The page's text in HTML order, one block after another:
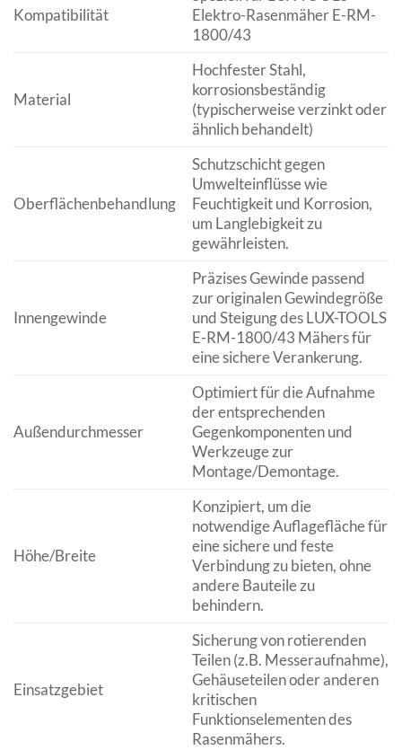
Kompatibilität
Elektro-Rasenmäher E-RM-
1800/43
Material
Hochfester Stahl,
korrosionsbeständig
(typischerweise verzinkt oder
ähnlich behandelt)
Oberflächenbehandlung
Schutzschicht gegen
Umwelteinflüsse wie
Feuchtigkeit und Korrosion,
um Langlebigkeit zu
gewährleisten.
Innengewinde
Präzises Gewinde passend
zur originalen Gewindegröße
und Steigung des LUX-TOOLS
E-RM-1800/43 Mähers für
eine sichere Verankerung.
Außendurchmesser
Optimiert für die Aufnahme
der entsprechenden
Gegenkomponenten und
Werkzeuge zur
Montage/Demontage.
Höhe/Breite
Konzipiert, um die
notwendige Auflagefläche für
eine sichere und feste
Verbindung zu bieten, ohne
andere Bauteile zu
behindern.
Einsatzgebiet
Sicherung von rotierenden
Teilen (z.B. Messeraufnahme),
Gehäuseteilen oder anderen
kritischen
Funktionselementen des
Rasenmähers.